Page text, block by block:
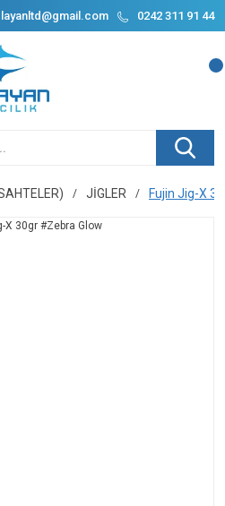
0242 311 91 44
JİGLER Fujin Jig-X